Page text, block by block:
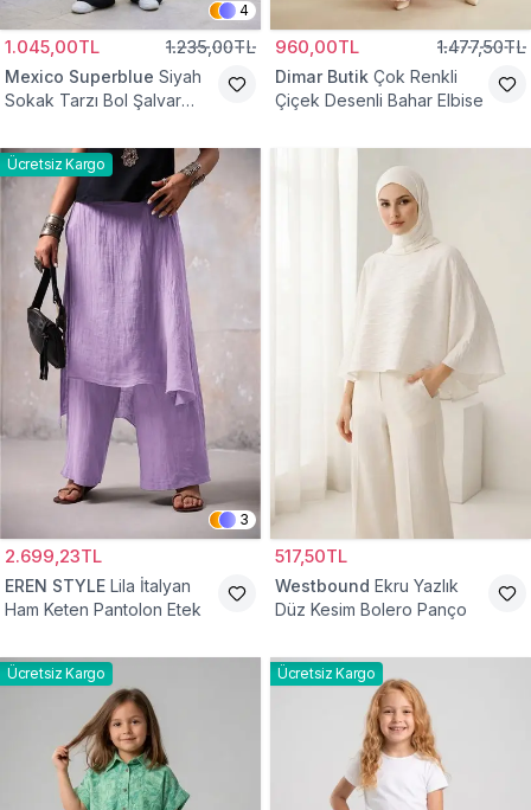
4
1.045,00TL 1.235,00TL
Mexico Superblue Siyah
Sokak Tarzı Bol Şalvar
960,00TL 1.477,50TL
Dimar Butik Çok Renkli
Çiçek Desenli Bahar Elbise
Ücretsiz Kargo
3
2.699,23TL
EREN STYLE Lila İtalyan
Ham Keten Pantolon Etek
517,50TL
Westbound Ekru Yazlık
Düz Kesim Bolero Panço
Ücretsiz Kargo Ücretsiz Kargo